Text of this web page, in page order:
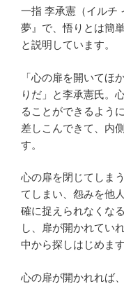
一指 李承憲（イルチ
夢』で、悟りとは簡
と説明しています。
「心の扉を開いてほ
りだ」と李承憲氏。
ることができるよう
差しこんできて、内
す。
心の扉を閉じてしま
てしまい、怨みを他
確に捉えられなくな
し、扉が開かれてい
中から探しはじめます
心の扉が開かれれば